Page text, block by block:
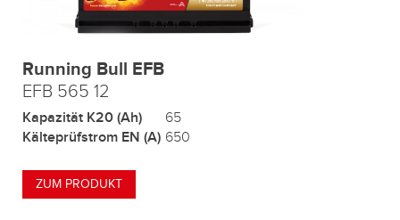
Running Bull EFB
EFB 565 12
Kapazität K20 (Ah)
65
Kälteprüfstrom EN (A) 650
ZUM PRODUKT